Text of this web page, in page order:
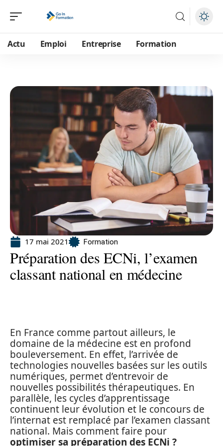
Actu Emploi Entreprise Formation
17 mai 2021 Formation
Préparation des ECNi, l’examen
classant national en médecine
En France comme partout ailleurs, le
domaine de la médecine est en profond
bouleversement. En effet, l’arrivée de
technologies nouvelles basées sur les outils
numériques, permet d’entrevoir de
nouvelles possibilités thérapeutiques. En
parallèle, les cycles d’apprentissage
continuent leur évolution et le concours de
l’internat est remplacé par l’examen classant
national. Mais comment faire pour
optimiser sa préparation des ECNi ?